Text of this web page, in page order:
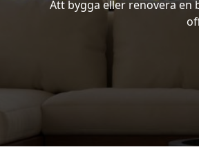
Att bygga eller renovera en